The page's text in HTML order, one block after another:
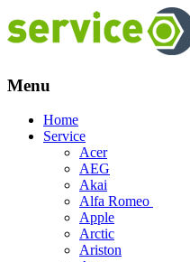
Menu
Skip
Home
Service
Acer
AEG
Akai
Alfa Romeo
Apple
Arctic
Ariston